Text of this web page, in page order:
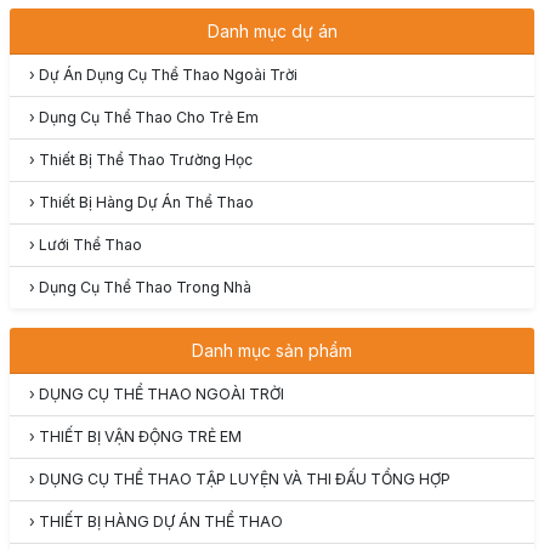
Danh mục dự án
› Dự Án Dụng Cụ Thể Thao Ngoài Trời
› Dụng Cụ Thể Thao Cho Trẻ Em
› Thiết Bị Thể Thao Trường Học
› Thiết Bị Hàng Dự Án Thể Thao
› Lưới Thể Thao
› Dụng Cụ Thể Thao Trong Nhà
Danh mục sản phẩm
› DỤNG CỤ THỂ THAO NGOÀI TRỜI
› THIẾT BỊ VẬN ĐỘNG TRẺ EM
› DỤNG CỤ THỂ THAO TẬP LUYỆN VÀ THI ĐẤU TỔNG HỢP
› THIẾT BỊ HÀNG DỰ ÁN THỂ THAO